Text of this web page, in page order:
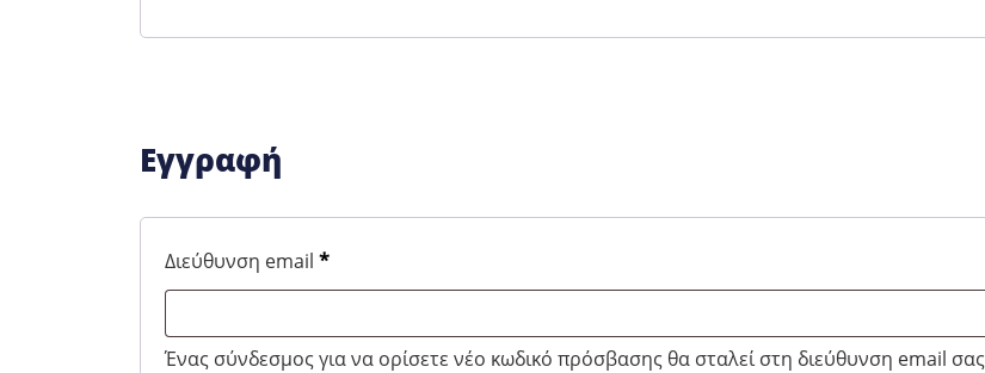
Εγγραφή
Διεύθυνση email *Απαιτείται
Ένας σύνδεσμος για να ορίσετε νέο κωδικό πρόσβασης θα σταλεί στη διεύθυνση email σας